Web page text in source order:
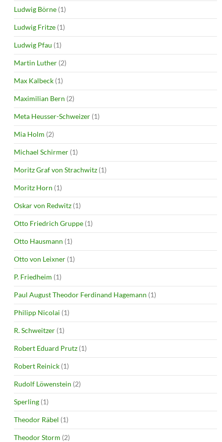
Ludwig Börne (1)
Ludwig Fritze (1)
Ludwig Pfau (1)
Martin Luther (2)
Max Kalbeck (1)
Maximilian Bern (2)
Meta Heusser-Schweizer (1)
Mia Holm (2)
Michael Schirmer (1)
Moritz Graf von Strachwitz (1)
Moritz Horn (1)
Oskar von Redwitz (1)
Otto Friedrich Gruppe (1)
Otto Hausmann (1)
Otto von Leixner (1)
P. Friedheim (1)
Paul August Theodor Ferdinand Hagemann (1)
Philipp Nicolai (1)
R. Schweitzer (1)
Robert Eduard Prutz (1)
Robert Reinick (1)
Rudolf Löwenstein (2)
Sperling (1)
Theodor Räbel (1)
Theodor Storm (2)